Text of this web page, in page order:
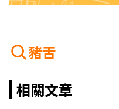
豬舌
相關文章